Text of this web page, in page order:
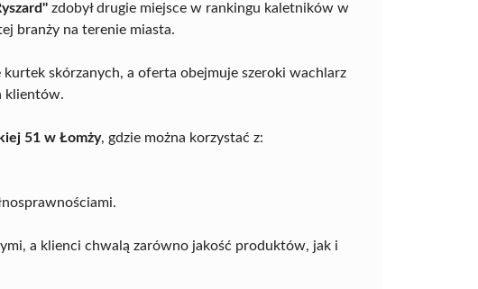
zdobył drugie miejsce w rankingu kaletników w
branży na terenie miasta.
skórzanych, a oferta obejmuje szeroki wachlarz
klientów.
51 w Łomży, gdzie można korzystać z:
a klienci chwalą zarówno jakość produktów, jak i